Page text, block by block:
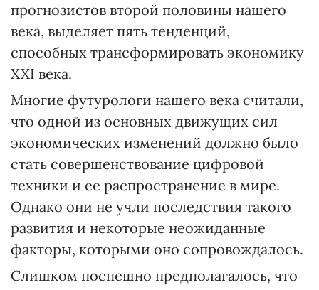
прогнозистов второй половины нашего
века, выделяет пять тенденций,
способных трансформировать экономику
XXI века.
Многие футурологи нашего века считали,
что одной из основных движущих сил
экономических изменений должно было
стать совершенствование цифровой
техники и ее распространение в мире.
Однако они не учли последствия такого
развития и некоторые неожиданные
факторы, которыми оно сопровождалось.
Слишком поспешно предполагалось, что